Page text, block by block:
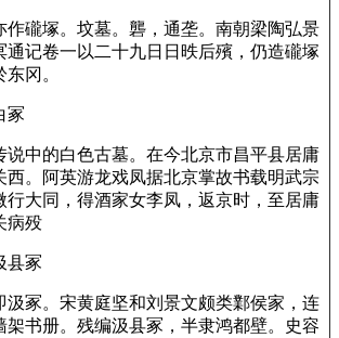
作礲塚。坟墓。礱，通垄。南朝梁陶弘景
通记卷一以二十九日日昳后殯，仍造礲塚
东冈。
冢
说中的白色古墓。在今北京市昌平县居庸
西。阿英游龙戏凤据北京掌故书载明武宗
行大同，得酒家女李凤，返京时，至居庸
病殁
县冢
汲冢。宋黄庭坚和刘景文颇类鄴侯家，连
架书册。残编汲县冢，半隶鸿都壁。史容